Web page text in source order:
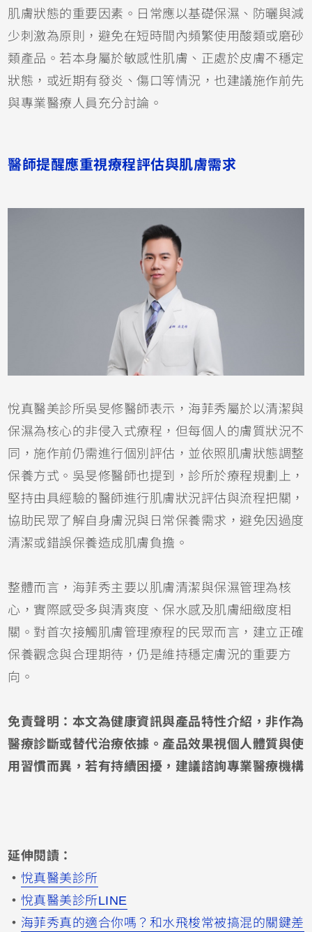
肌膚狀態的重要因素。日常應以基礎保濕、防曬與減
少刺激為原則，避免在短時間內頻繁使用酸類或磨砂
類產品。若本身屬於敏感性肌膚、正處於皮膚不穩定
狀態，或近期有發炎、傷口等情況，也建議施作前先
與專業醫療人員充分討論。
醫師提醒應重視療程評估與肌膚需求
悅真醫美診所吳旻修醫師表示，海菲秀屬於以清潔與
保濕為核心的非侵入式療程，但每個人的膚質狀況不
同，施作前仍需進行個別評估，並依照肌膚狀態調整
保養方式。吳旻修醫師也提到，診所於療程規劃上，
堅持由具經驗的醫師進行肌膚狀況評估與流程把關，
協助民眾了解自身膚況與日常保養需求，避免因過度
清潔或錯誤保養造成肌膚負擔。
整體而言，海菲秀主要以肌膚清潔與保濕管理為核
心，實際感受多與清爽度、保水感及肌膚細緻度相
關。對首次接觸肌膚管理療程的民眾而言，建立正確
保養觀念與合理期待，仍是維持穩定膚況的重要方
向。
免責聲明：本文為健康資訊與產品特性介紹，非作為
醫療診斷或替代治療依據。產品效果視個人體質與使
用習慣而異，若有持續困擾，建議諮詢專業醫療機構
延伸閱讀：
・ 悅真醫美診所
・ 悅真醫美診所LINE
・ 海菲秀真的適合你嗎？和水飛梭常被搞混的關鍵差